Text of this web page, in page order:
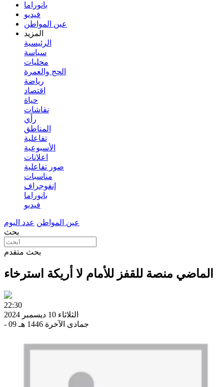
بانوراما
فيديو
عين المواطن
المزيد
الرئيسية
سياسة
محليات
الحج والعمرة
رياضة
اقتصاد
حياة
نقاشات
رأي
المناطق
تفاعلية
الأسبوعية
اعلانات
صور تفاعلية
مناسبات
إنفوجراف
بانوراما
فيديو
عين المواطن عدد اليوم
بحث
بحث متقدم
الماضي منصة للقفز للأمام لا أريكة استرخاء
22:30
الثلاثاء 10 ديسمبر 2024
- 09 جمادى الآخرة 1446 هـ